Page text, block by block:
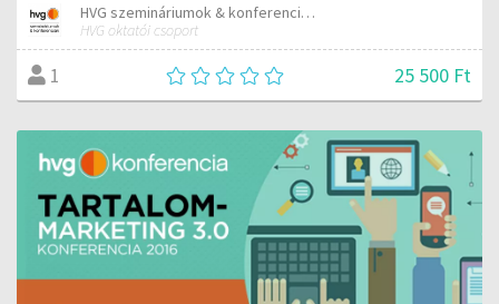
HVG szemináriumok & konferenciák
HVG oktatói csoport
1 25 500 Ft